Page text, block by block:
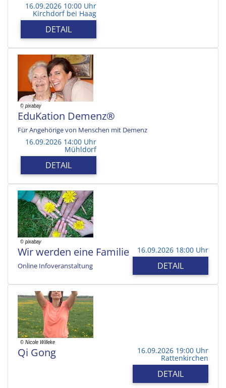
16.09.2026 10:00 Uhr
Kirchdorf bei Haag
DETAIL
EduKation Demenz®
Für Angehörige von Menschen mit Demenz
16.09.2026 14:00 Uhr
Mühldorf
DETAIL
Wir werden eine Familie
Online Infoveranstaltung
16.09.2026 18:00 Uhr
DETAIL
Qi Gong 16.09.2026 19:00 Uhr
Rattenkirchen
DETAIL